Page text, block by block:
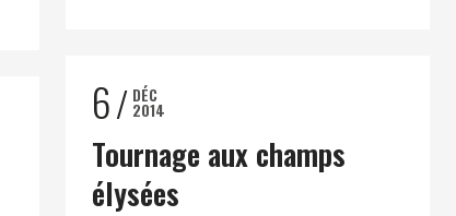
6 DÉC
2014
Tournage aux champs
élysées